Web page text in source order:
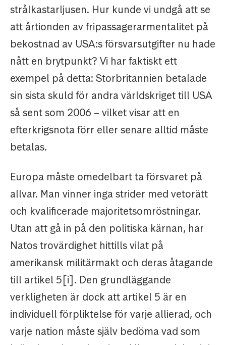
strålkastarljusen. Hur kunde vi undgå att se
att årtionden av fripassagerarmentalitet på
bekostnad av USA:s försvarsutgifter nu hade
nått en brytpunkt? Vi har faktiskt ett
exempel på detta: Storbritannien betalade
sin sista skuld för andra världskriget till USA
så sent som 2006 – vilket visar att en
efterkrigsnota förr eller senare alltid måste
betalas.
Europa måste omedelbart ta försvaret på
allvar. Man vinner inga strider med vetorätt
och kvalificerade majoritetsomröstningar.
Utan att gå in på den politiska kärnan, har
Natos trovärdighet hittills vilat på
amerikansk militärmakt och deras åtagande
till artikel 5[i]. Den grundläggande
verkligheten är dock att artikel 5 är en
individuell förpliktelse för varje allierad, och
varje nation måste själv bedöma vad som